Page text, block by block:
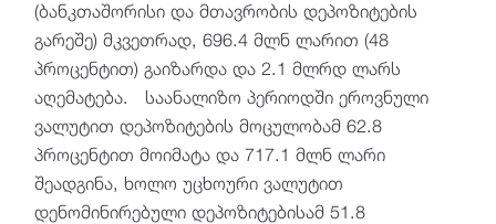
(ბანკთაშორისი და მთავრობის დეპოზიტების
გარეშე) მკვეთრად, 696.4 მლნ ლარით (48
პროცენტით) გაიზარდა და 2.1 მლრდ ლარს
აღემატება. საანალიზო პერიოდში ეროვნული
ვალუტით დეპოზიტების მოცულობამ 62.8
პროცენტით მოიმატა და 717.1 მლნ ლარი
შეადგინა, ხოლო უცხოური ვალუტით
დენომინირებული დეპოზიტებისამ 51.8